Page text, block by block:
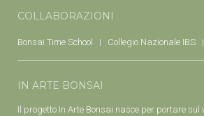
COLLABORAZIONI
Bonsai Time School Collegio Nazionale IBS
IN ARTE BONSAI
Il progetto In Arte Bonsai nasce per portare sul